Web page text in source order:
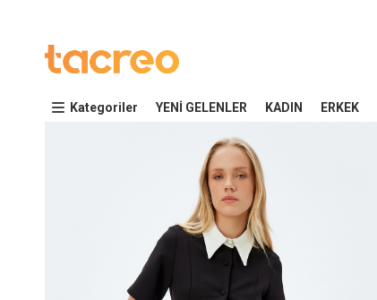
Kategoriler YENİ GELENLER KADIN ERKEK